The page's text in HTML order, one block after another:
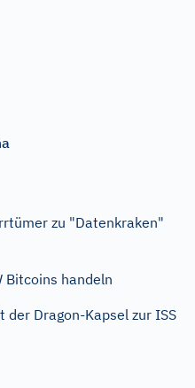
zu "Datenkraken"
Bitcoins handeln
Dragon-Kapsel zur ISS